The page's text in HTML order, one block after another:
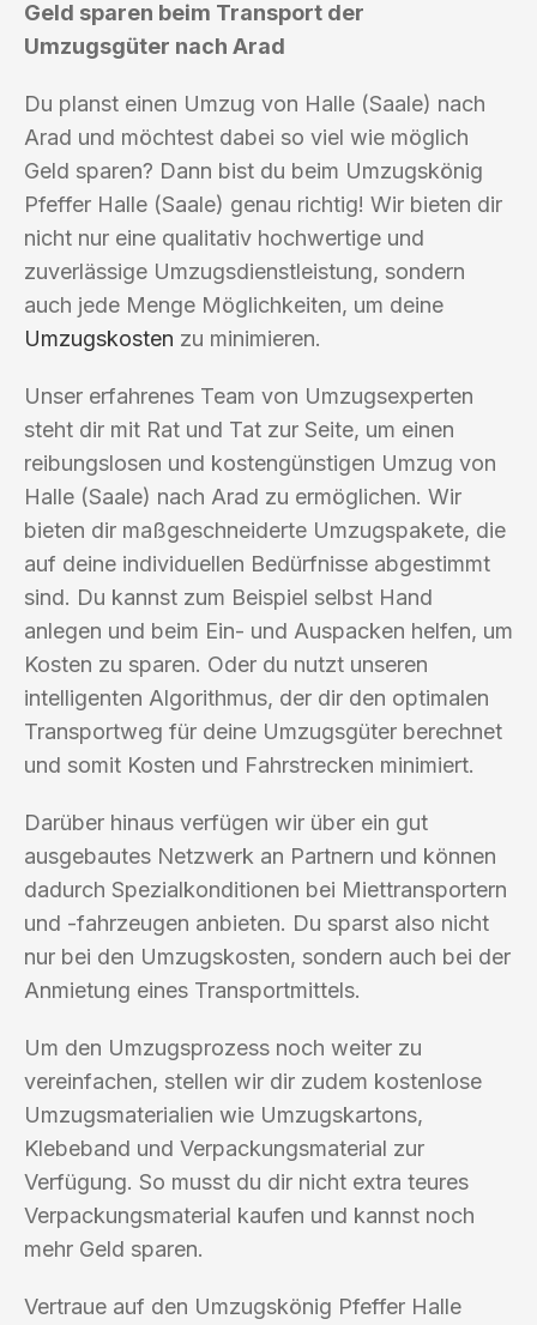
Geld sparen beim Transport der
Umzugsgüter nach Arad
Du planst einen Umzug von Halle (Saale) nach
Arad und möchtest dabei so viel wie möglich
Geld sparen? Dann bist du beim Umzugskönig
Pfeffer Halle (Saale) genau richtig! Wir bieten dir
nicht nur eine qualitativ hochwertige und
zuverlässige Umzugsdienstleistung, sondern
auch jede Menge Möglichkeiten, um deine
Umzugskosten zu minimieren.
Unser erfahrenes Team von Umzugsexperten
steht dir mit Rat und Tat zur Seite, um einen
reibungslosen und kostengünstigen Umzug von
Halle (Saale) nach Arad zu ermöglichen. Wir
bieten dir maßgeschneiderte Umzugspakete, die
auf deine individuellen Bedürfnisse abgestimmt
sind. Du kannst zum Beispiel selbst Hand
anlegen und beim Ein- und Auspacken helfen, um
Kosten zu sparen. Oder du nutzt unseren
intelligenten Algorithmus, der dir den optimalen
Transportweg für deine Umzugsgüter berechnet
und somit Kosten und Fahrstrecken minimiert.
Darüber hinaus verfügen wir über ein gut
ausgebautes Netzwerk an Partnern und können
dadurch Spezialkonditionen bei Miettransportern
und -fahrzeugen anbieten. Du sparst also nicht
nur bei den Umzugskosten, sondern auch bei der
Anmietung eines Transportmittels.
Um den Umzugsprozess noch weiter zu
vereinfachen, stellen wir dir zudem kostenlose
Umzugsmaterialien wie Umzugskartons,
Klebeband und Verpackungsmaterial zur
Verfügung. So musst du dir nicht extra teures
Verpackungsmaterial kaufen und kannst noch
mehr Geld sparen.
Vertraue auf den Umzugskönig Pfeffer Halle